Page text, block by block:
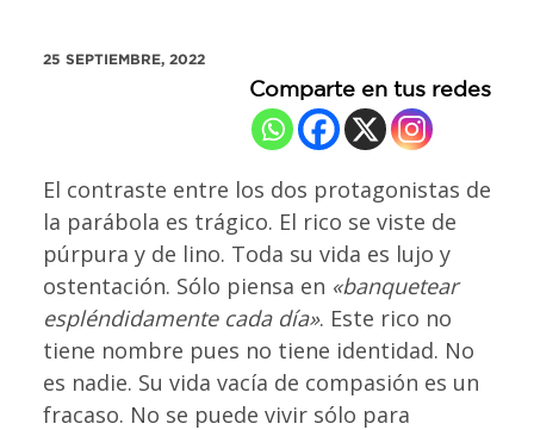
25 SEPTIEMBRE, 2022
Comparte en tus redes
El contraste entre los dos protagonistas de
la parábola es trágico. El rico se viste de
púrpura y de lino. Toda su vida es lujo y
ostentación. Sólo piensa en «banquetear
espléndidamente cada día». Este rico no
tiene nombre pues no tiene identidad. No
es nadie. Su vida vacía de compasión es un
fracaso. No se puede vivir sólo para